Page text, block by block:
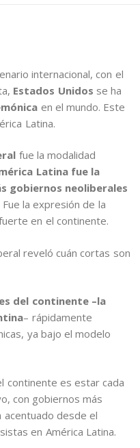
internacional, con el
Estados Unidos se ha
en el mundo. Este
Latina.
fue la modalidad
Latina fue la
gobiernos neoliberales
la expresión de la
en el continente.
reveló cuán cortas son
del continente –la
– rápidamente
ya bajo el modelo
continente es estar cada
con gobiernos más
acentuado desde el
en América Latina.